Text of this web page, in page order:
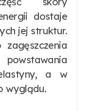
dostaje
jej struktur.
a w
wyglądu.